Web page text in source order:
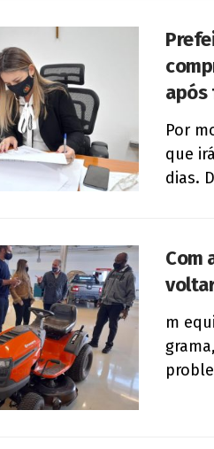
após
Por
que
dias.
Com
m